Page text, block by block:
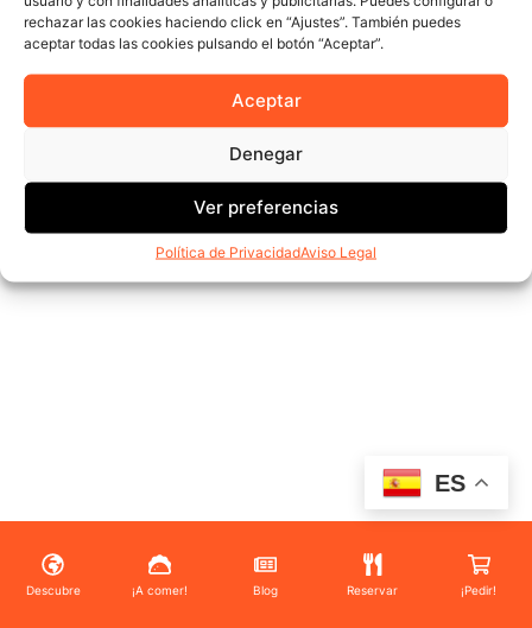
rechazar las cookies haciendo click en “Ajustes”. También puedes
aceptar todas las cookies pulsando el botón “Aceptar”.
Aceptar
Denegar
Ver preferencias
Política de PrivacidadAviso Legal
Deja una respuesta
Lo siento, debes estarconectadopara publicar un
Descubre ¡A comer! Blog Reservar ¡Pedir!
ES